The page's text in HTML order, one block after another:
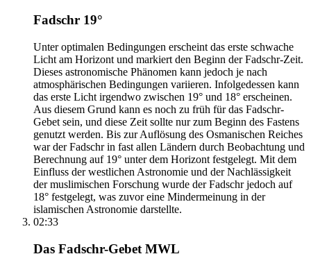
Fadschr 19°
Unter optimalen Bedingungen erscheint das erste schwache
Licht am Horizont und markiert den Beginn der Fadschr-Zeit.
Dieses astronomische Phänomen kann jedoch je nach
atmosphärischen Bedingungen variieren. Infolgedessen kann
das erste Licht irgendwo zwischen 19° und 18° erscheinen.
Aus diesem Grund kann es noch zu früh für das Fadschr-
Gebet sein, und diese Zeit sollte nur zum Beginn des Fastens
genutzt werden. Bis zur Auflösung des Osmanischen Reiches
war der Fadschr in fast allen Ländern durch Beobachtung und
Berechnung auf 19° unter dem Horizont festgelegt. Mit dem
Einfluss der westlichen Astronomie und der Nachlässigkeit
der muslimischen Forschung wurde der Fadschr jedoch auf
18° festgelegt, was zuvor eine Mindermeinung in der
islamischen Astronomie darstellte.
02:33
Das Fadschr-Gebet MWL